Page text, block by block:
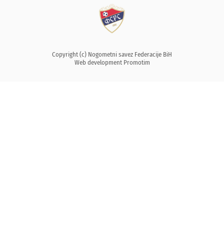
Copyright (c) Nogometni savez Federacije BiH
Web development Promotim